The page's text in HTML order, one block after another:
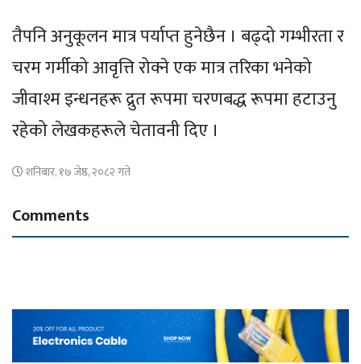
तैपनि अनुकूलन मात्र पर्याप्त हुनेछैन । बढ्दो गम्भीरता र
चरम गर्मीको आवृत्ति रोक्ने एक मात्र तरिका भनेको
जीवाश्म इन्धनहरू द्रुत रूपमा चरणबद्ध रूपमा हटाउनु
रहेको लेखकहरूले चेतावनी दिए ।
शनिबार, १७ जेष्ठ, २०८२ गते
Comments